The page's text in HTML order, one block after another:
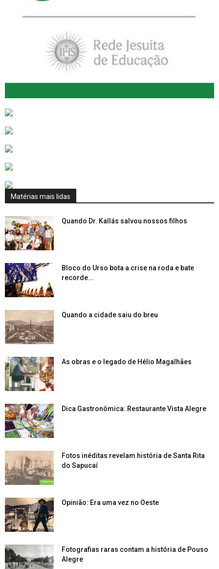
Matérias mais lidas
Quando Dr. Kallás salvou nossos filhos
Bloco do Urso bota a crise na roda e bate
recorde...
Quando a cidade saiu do breu
As obras e o legado de Hélio Magalhães
Dica Gastronômica: Restaurante Vista Alegre
Fotos inéditas revelam história de Santa Rita
do Sapucaí
Opinião: Era uma vez no Oeste
Fotografias raras contam a história de Pouso
Alegre